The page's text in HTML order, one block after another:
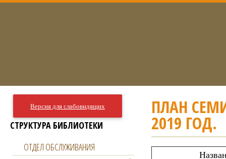
ПЛАН
2019 ГОД.
Версия для слабовидящих
СТРУКТУРА БИБЛИОТЕКИ
ОТДЕЛ ОБСЛУЖИВАНИЯ